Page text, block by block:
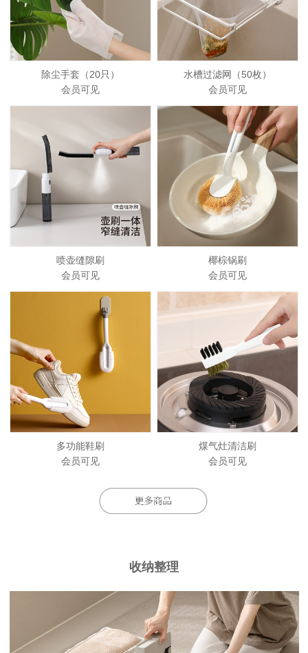
除尘手套（20只）
会员可见
水槽过滤网（50枚）
会员可见
喷壶缝隙刷
会员可见
椰棕锅刷
会员可见
多功能鞋刷
会员可见
煤气灶清洁刷
会员可见
收纳整理